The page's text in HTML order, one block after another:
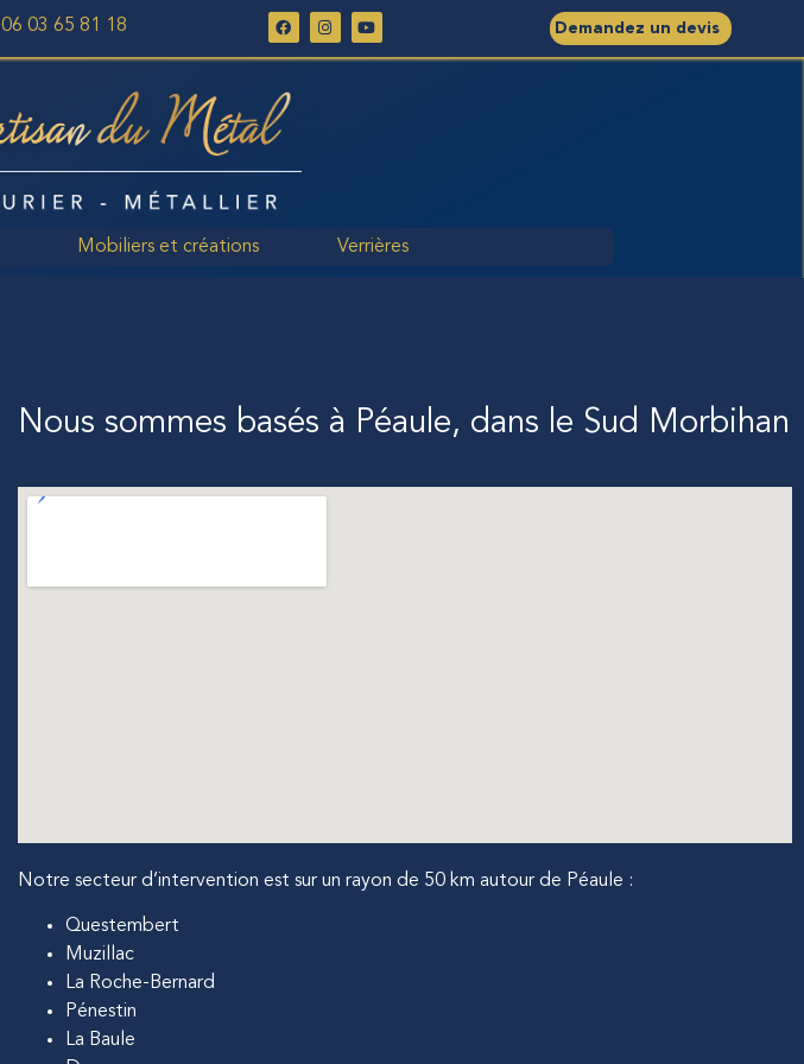
06 03 65 81 18 Demandez un devis
Mobiliers et créations Verrières
Nous sommes basés à Péaule, dans le Sud Morbihan
Notre secteur d’intervention est sur un rayon de 50 km autour de Péaule :
Questembert
Muzillac
La Roche-Bernard
Pénestin
La Baule